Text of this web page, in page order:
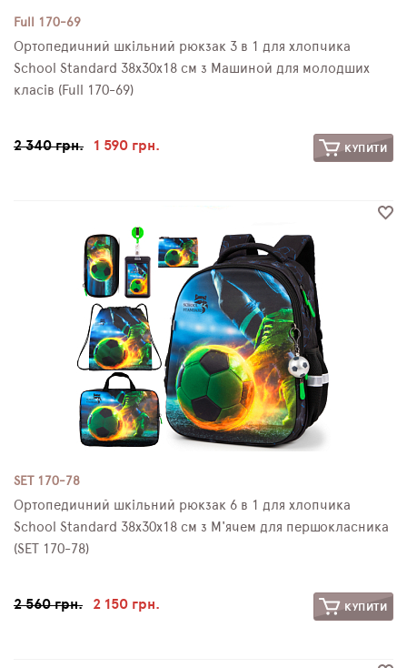
Full 170-69
Ортопедичний шкільний рюкзак 3 в 1 для хлопчика
School Standard 38х30х18 см з Машиной для молодших
класів (Full 170-69)
2 340 грн. 1 590 грн. КУПИТИ
SET 170-78
Ортопедичний шкільний рюкзак 6 в 1 для хлопчика
School Standard 38х30х18 см з М'ячем для першокласника
(SET 170-78)
2 560 грн. 2 150 грн. КУПИТИ